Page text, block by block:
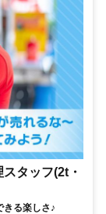
タッフ(2t・
る楽しさ♪